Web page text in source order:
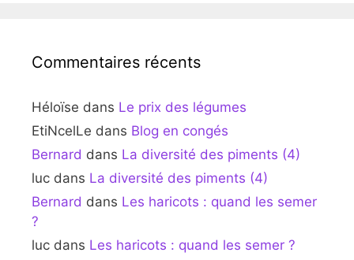
Commentaires récents
Héloïse dans Le prix des légumes
EtiNcelLe dans Blog en congés
Bernard dans La diversité des piments (4)
luc dans La diversité des piments (4)
Bernard dans Les haricots : quand les semer
?
luc dans Les haricots : quand les semer ?